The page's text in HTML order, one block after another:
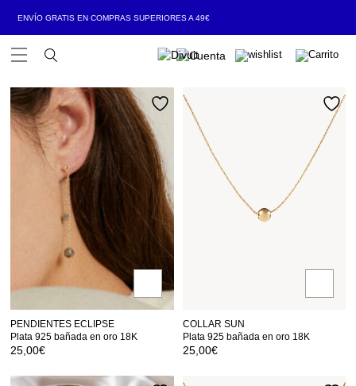
ENVÍO GRATIS EN COMPRAS SUPERIORES A 49€
Open Menu
PENDIENTES ECLIPSE
Plata 925 bañada en oro 18K
25,00€
COLLAR SUN
Plata 925 bañada en oro 18K
25,00€